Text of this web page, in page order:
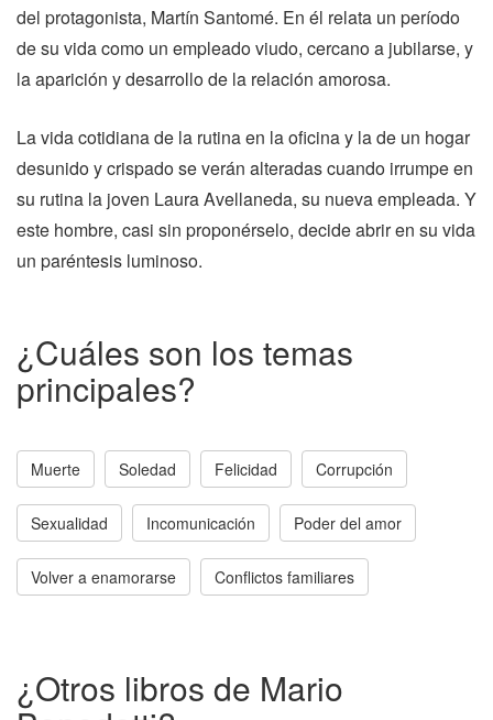
del protagonista, Martín Santomé. En él relata un período
de su vida como un empleado viudo, cercano a jubilarse, y
la aparición y desarrollo de la relación amorosa.
La vida cotidiana de la rutina en la oficina y la de un hogar
desunido y crispado se verán alteradas cuando irrumpe en
su rutina la joven Laura Avellaneda, su nueva empleada. Y
este hombre, casi sin proponérselo, decide abrir en su vida
un paréntesis luminoso.
¿Cuáles son los temas
principales?
Muerte Soledad Felicidad Corrupción
Sexualidad Incomunicación Poder del amor
Volver a enamorarse Conflictos familiares
¿Otros libros de Mario